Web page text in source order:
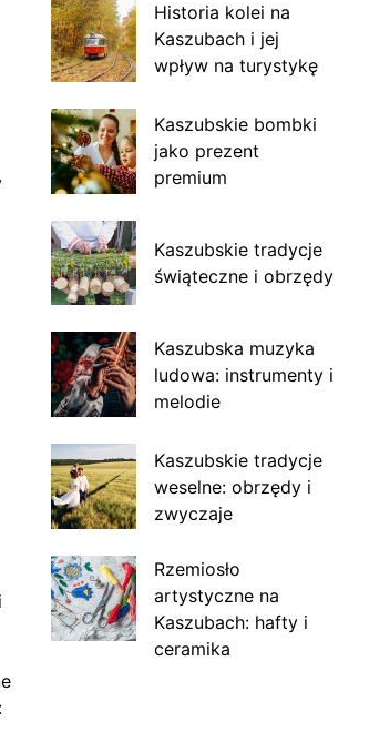
Historia kolei na
Kaszubach i jej
wpływ na turystykę
Kaszubskie bombki
jako prezent
premium
Kaszubskie tradycje
świąteczne i obrzędy
Kaszubska muzyka
ludowa: instrumenty i
melodie
Kaszubskie tradycje
weselne: obrzędy i
zwyczaje
Rzemiosło
artystyczne na
Kaszubach: hafty i
ceramika